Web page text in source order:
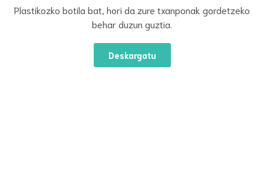
Plastikozko botila bat, hori da zure txanponak gordetzeko
behar duzun guztia.
Deskargatu